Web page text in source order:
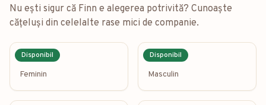
Nu ești sigur că Finn e alegerea potrivită? Cunoaște
cățeluși din celelalte rase mici de companie.
Disponibil
Sissi
Feminin
Disponibil
Simba
Masculin